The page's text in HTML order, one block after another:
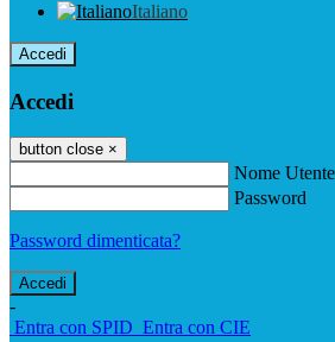
Italiano
Accedi
Accedi
button close ×
Nome Utente
Password
Password dimenticata?
-
Entra con SPID Entra con CIE